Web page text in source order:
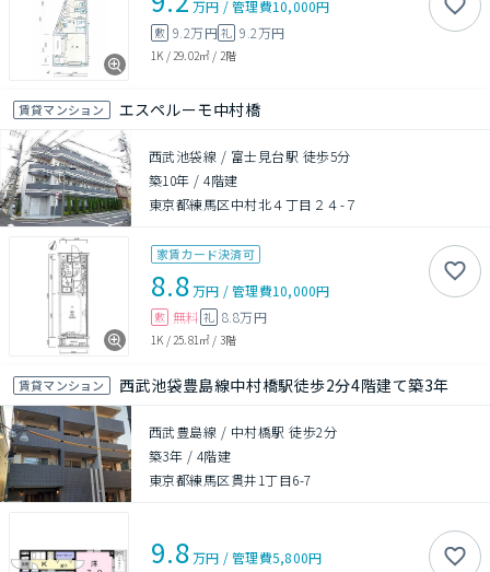
万円 /管理費10,000円
敷 9.2万円礼 9.2万円
1K / 29.02㎡ / 2階
賃貸マンション エスペルーモ中村橋
西武池袋線 / 富士見台駅 徒歩5分
築10年 /4階建
東京都練馬区中村北４丁目２４-７
家賃カード決済可
8.8万円 /管理費10,000円
敷 無料 礼 8.8万円
1K /25.81㎡ / 3階
賃貸マンション 西武池袋豊島線中村橋駅徒歩2分4階建て築3年
西武豊島線 / 中村橋駅 徒歩2分
築3年 / 4階建
東京都練馬区貫井1丁目6-7
9.8万円 /管理費5,800円